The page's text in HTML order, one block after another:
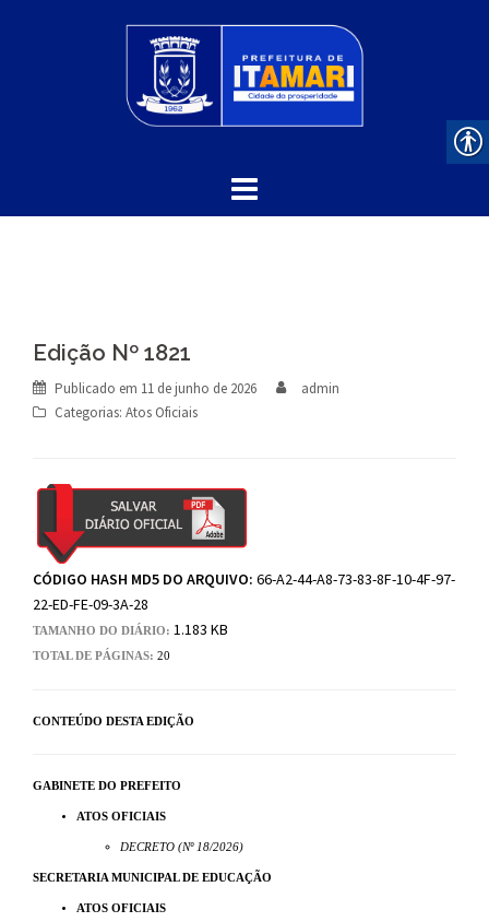
Edição Nº 1821
Publicado em 11 de junho de 2026
admin
Categorias: Atos Oficiais
CÓDIGO HASH MD5 DO ARQUIVO: 66-A2-44-A8-73-83-8F-10-4F-97-
22-ED-FE-09-3A-28
TAMANHO DO DIÁRIO: 1.183 KB
TOTAL DE PÁGINAS: 20
CONTEÚDO DESTA EDIÇÃO
GABINETE DO PREFEITO
ATOS OFICIAIS
DECRETO (Nº 18/2026)
SECRETARIA MUNICIPAL DE EDUCAÇÃO
ATOS OFICIAIS